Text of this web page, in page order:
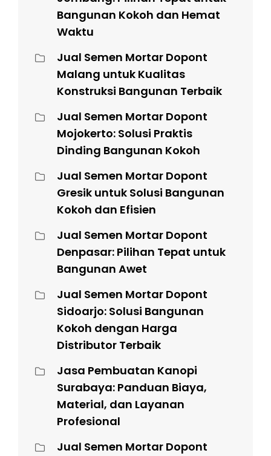
Bangunan Kokoh dan Hemat
Waktu
Jual Semen Mortar Dopont
Malang untuk Kualitas
Konstruksi Bangunan Terbaik
Jual Semen Mortar Dopont
Mojokerto: Solusi Praktis
Dinding Bangunan Kokoh
Jual Semen Mortar Dopont
Gresik untuk Solusi Bangunan
Kokoh dan Efisien
Jual Semen Mortar Dopont
Denpasar: Pilihan Tepat untuk
Bangunan Awet
Jual Semen Mortar Dopont
Sidoarjo: Solusi Bangunan
Kokoh dengan Harga
Distributor Terbaik
Jasa Pembuatan Kanopi
Surabaya: Panduan Biaya,
Material, dan Layanan
Profesional
Jual Semen Mortar Dopont